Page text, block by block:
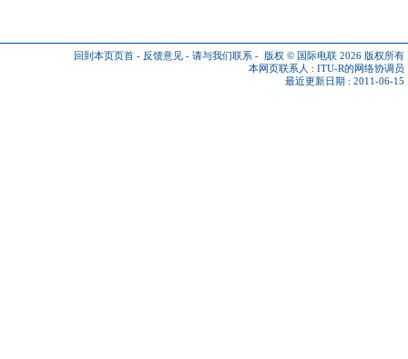
回到本页页首 - 反馈意见 - 请与我们联系 - 版权 © 国际电联 2026 版权所有
本网页联系人 : ITU-R的网络协调员
最近更新日期 : 2011-06-15